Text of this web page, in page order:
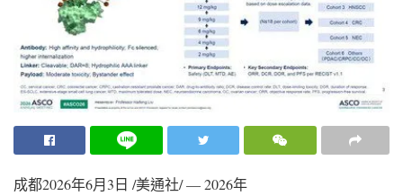
成都2026年6月3日 /美通社/ — 2026年